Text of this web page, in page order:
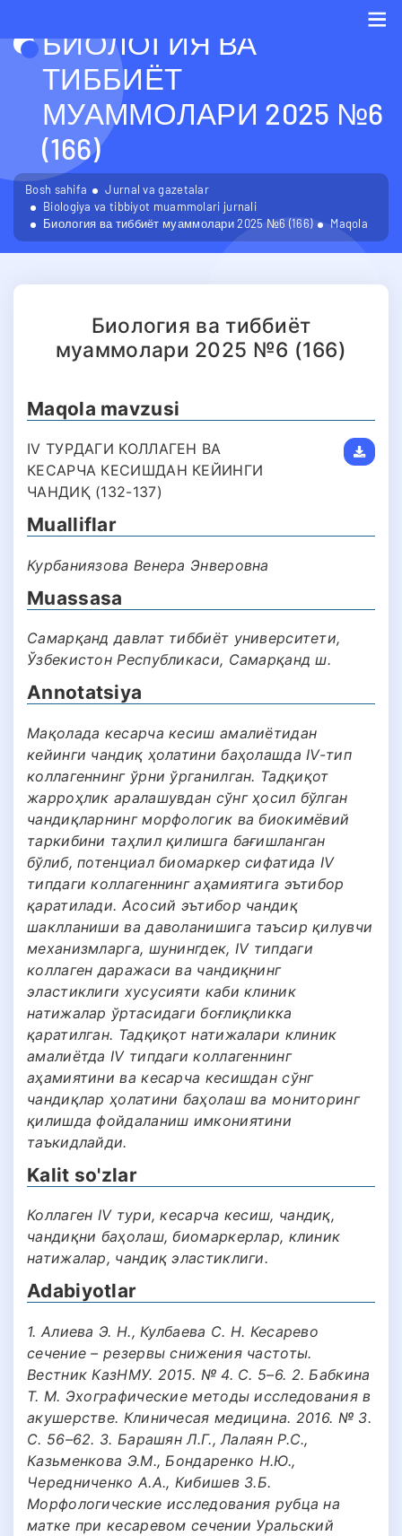
БИОЛОГИЯ ВА
ТИББИЁТ
МУАММОЛАРИ 2025 №6
(166)
Bosh sahifa
Jurnal va gazetalar
Biologiya va tibbiyot muammolari jurnali
Биология ва тиббиёт муаммолари 2025 №6 (166)
Maqola
Биология ва тиббиёт
муаммолари 2025 №6 (166)
Maqola mavzusi
IV ТУРДАГИ КОЛЛАГЕН ВА
КЕСАРЧА КЕСИШДАН КЕЙИНГИ
ЧАНДИҚ (132-137)
Mualliflar
Курбаниязова Венера Энверовна
Muassasa
Самарқанд давлат тиббиёт университети,
Ўзбекистон Республикаси, Самарқанд ш.
Annotatsiya
Мақолада кесарча кесиш амалиётидан
кейинги чандиқ ҳолатини баҳолашда IV-тип
коллагеннинг ўрни ўрганилган. Тадқиқот
жарроҳлик аралашувдан сўнг ҳосил бўлган
чандиқларнинг морфологик ва биокимёвий
таркибини таҳлил қилишга бағишланган
бўлиб, потенциал биомаркер сифатида IV
типдаги коллагеннинг аҳамиятига эътибор
қаратилади. Aсосий эътибор чандиқ
шаклланиши ва даволанишига таъсир қилувчи
механизмларга, шунингдек, IV типдаги
коллаген даражаси ва чандиқнинг
эластиклиги хусусияти каби клиник
натижалар ўртасидаги боғлиқликка
қаратилган. Тадқиқот натижалари клиник
амалиётда IV типдаги коллагеннинг
аҳамиятини ва кесарча кесишдан сўнг
чандиқлар ҳолатини баҳолаш ва мониторинг
қилишда фойдаланиш имкониятини
таъкидлайди.
Kalit so'zlar
Коллаген IV тури, кесарча кесиш, чандиқ,
чандиқни баҳолаш, биомаркерлар, клиник
натижалар, чандиқ эластиклиги.
Adabiyotlar
1. Алиева Э. Н., Кулбаева С. Н. Кесарево
сечение – резервы снижения частоты.
Вестник КазНМУ. 2015. № 4. С. 5–6. 2. Бабкина
Т. М. Эхографические методы исследования в
акушерстве. Клиничесая медицина. 2016. № 3.
С. 56–62. 3. Барашян Л.Г., Лалаян Р.С.,
Казьменкова Э.М., Бондаренко Н.Ю.,
Чередниченко А.А., Кибишев З.Б.
Морфологические исследования рубца на
матке при кесаревом сечении Уральский